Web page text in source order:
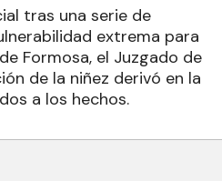
tras una serie de
extrema para
Formosa, el Juzgado de
de la niñez derivó en la
a los hechos.